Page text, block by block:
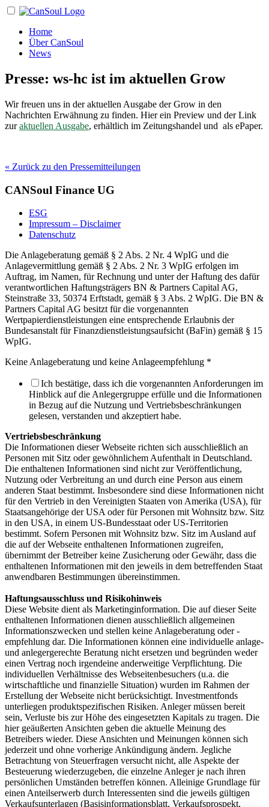
Home
Über CanSoul
News
Presse: ws-hc ist im aktuellen Grow
Wir freuen uns in der aktuellen Ausgabe der Grow in den
Nachrichten Erwähnung zu finden. Hier ein Preview und der Link
zuraktuellen Ausgabe, erhältlich im Zeitungshandel und als ePaper.
« Zurück zu den Pressemitteilungen
CANSoul Finance UG
ESG
Impressum – Disclaimer
Datenschutz
Die Anlageberatung gemäß § 2 Abs. 2 Nr. 4 WpIG und die
Anlagevermittlung gemäß § 2 Abs. 2 Nr. 3 WpIG erfolgen im
Auftrag, im Namen, für Rechnung und unter der Haftung des dafür
verantwortlichen Haftungsträgers BN & Partners Capital AG,
Steinstraße 33, 50374 Erftstadt, gemäß § 3 Abs. 2 WpIG. Die BN &
Partners Capital AG besitzt für die vorgenannten
Wertpapierdienstleistungen eine entsprechende Erlaubnis der
Bundesanstalt für Finanzdienstleistungsaufsicht (BaFin) gemäß § 15
WpIG.
Keine Anlageberatung und keine Anlageempfehlung *
Ich bestätige, dass ich die vorgenannten Anforderungen im
Hinblick auf die Anlegergruppe erfülle und die Informationen
in Bezug auf die Nutzung und Vertriebsbeschränkungen
gelesen, verstanden und akzeptiert habe.
Vertriebsbeschränkung
Die Informationen dieser Webseite richten sich ausschließlich an
Personen mit Sitz oder gewöhnlichem Aufenthalt in Deutschland.
Die enthaltenen Informationen sind nicht zur Veröffentlichung,
Nutzung oder Verbreitung an und durch eine Person aus einem
anderen Staat bestimmt. Insbesondere sind diese Informationen nicht
für den Vertrieb in den Vereinigten Staaten von Amerika (USA), für
Staatsangehörige der USA oder für Personen mit Wohnsitz bzw. Sitz
in den USA, in einem US-Bundesstaat oder US-Territorien
bestimmt. Sofern Personen mit Wohnsitz bzw. Sitz im Ausland auf
die auf der Webseite enthaltenen Informationen zugreifen,
übernimmt der Betreiber keine Zusicherung oder Gewähr, dass die
enthaltenen Informationen mit den jeweils in dem betreffenden Staat
anwendbaren Bestimmungen übereinstimmen.
Haftungsausschluss und Risikohinweis
Diese Website dient als Marketinginformation. Die auf dieser Seite
enthaltenen Informationen dienen ausschließlich allgemeinen
Informationszwecken und stellen keine Anlageberatung oder -
empfehlung dar. Die Informationen können eine individuelle anlage-
und anlegergerechte Beratung nicht ersetzen und begründen weder
einen Vertrag noch irgendeine anderweitige Verpflichtung. Die
individuellen Verhältnisse des Webseitenbesuchers (u.a. die
wirtschaftliche und finanzielle Situation) wurden im Rahmen der
Erstellung der Webseite nicht berücksichtigt. Investmentfonds
unterliegen produktspezifischen Risiken. Anleger müssen bereit
sein, Verluste bis zur Höhe des eingesetzten Kapitals zu tragen. Die
hier geäußerten Ansichten geben die aktuelle Meinung des
Betreibers wieder. Diese Ansichten und Meinungen können sich
jederzeit und ohne vorherige Ankündigung ändern. Jegliche
Betrachtung von Steuerfragen versucht nicht, alle Aspekte der
Besteuerung wiederzugeben, die einzelne Anleger je nach ihren
persönlichen Umständen betreffen können. Alleinige Grundlage für
einen Anteilserwerb durch Interessenten sind die jeweils gültigen
Verkaufsunterlagen (Basisinformationsblatt, Verkaufsprospekt,